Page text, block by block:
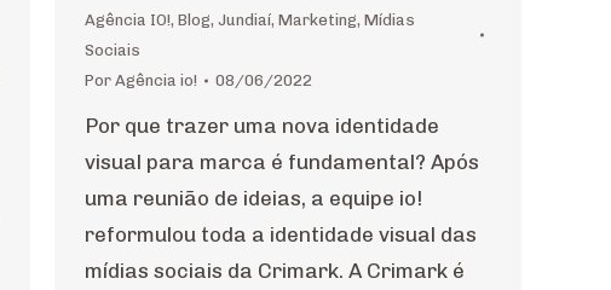
Agência IO!, Blog, Jundiaí, Marketing, Mídias
Sociais
Por Agência io! 08/06/2022
Por que trazer uma nova identidade
visual para marca é fundamental? Após
uma reunião de ideias, a equipe io!
reformulou toda a identidade visual das
mídias sociais da Crimark. A Crimark é